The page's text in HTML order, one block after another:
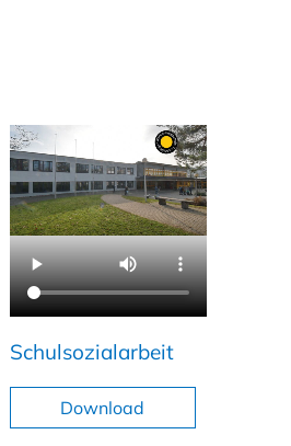
Schulsozialarbeit
Download